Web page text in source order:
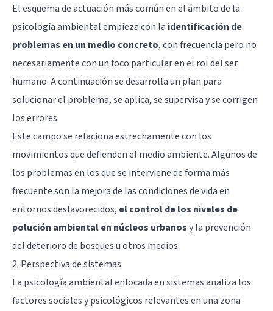
El esquema de actuación más común en el ámbito de la
psicología ambiental empieza con la identificación de
problemas en un medio concreto, con frecuencia pero no
necesariamente con un foco particular en el rol del ser
humano. A continuación se desarrolla un plan para
solucionar el problema, se aplica, se supervisa y se corrigen
los errores.
Este campo se relaciona estrechamente con los
movimientos que defienden el medio ambiente. Algunos de
los problemas en los que se interviene de forma más
frecuente son la mejora de las condiciones de vida en
entornos desfavorecidos, el control de los niveles de
polución ambiental en núcleos urbanosy la prevención
del deterioro de bosques u otros medios.
2. Perspectiva de sistemas
La psicología ambiental enfocada en sistemas analiza los
factores sociales y psicológicos relevantes en una zona